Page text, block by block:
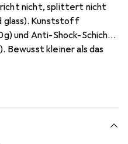
nicht, splittert nicht
glass). Kunststoff
und Anti-Shock-Schicht
Bewusst kleiner als das
rückstandsfrei zu
oleophobische Anti-
Herstellergarantie -